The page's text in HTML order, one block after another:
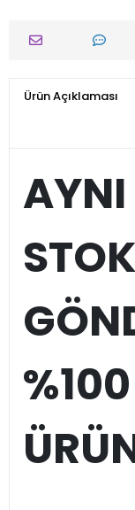
Ürün Açıklaması